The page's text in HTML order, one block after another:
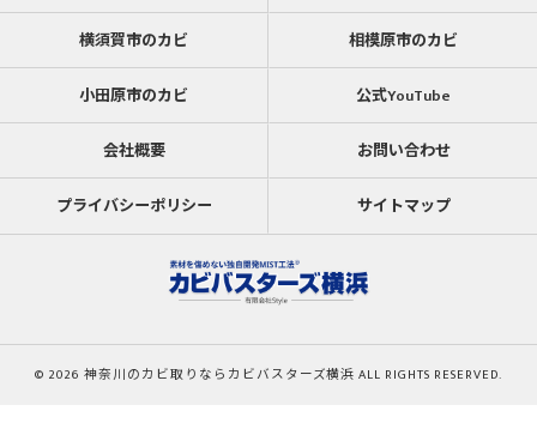
横須賀市のカビ 相模原市のカビ
小田原市のカビ 公式YouTube
会社概要 お問い合わせ
プライバシーポリシー サイトマップ
© 2026 神奈川のカビ取りならカビバスターズ横浜 ALL RIGHTS RESERVED.